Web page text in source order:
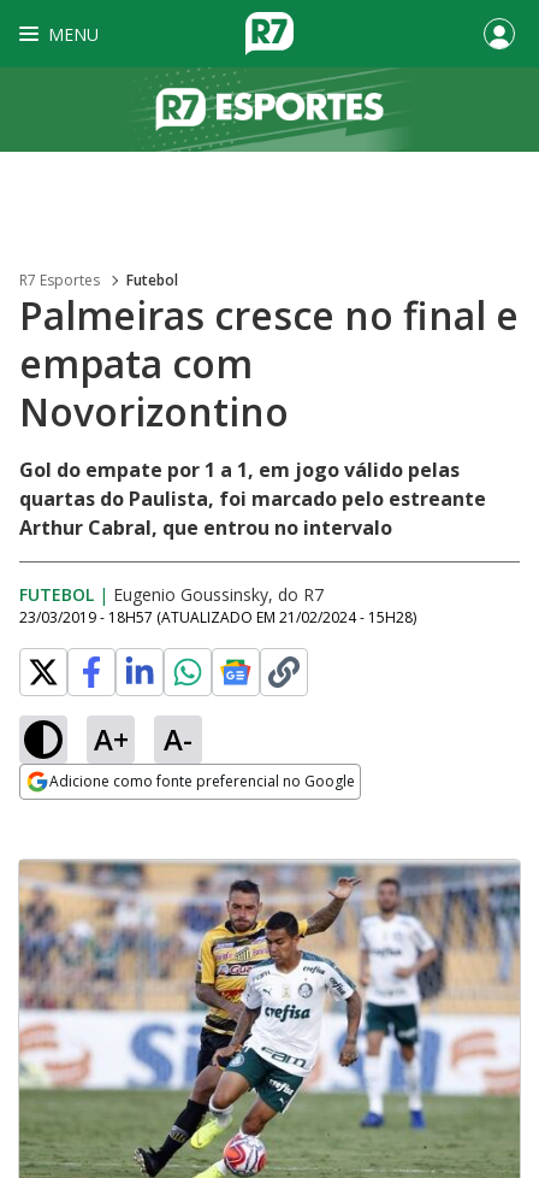
MENU
R7 Esportes Futebol
Palmeiras cresce no final e
empata com
Novorizontino
Gol do empate por 1 a 1, em jogo válido pelas
quartas do Paulista, foi marcado pelo estreante
Arthur Cabral, que entrou no intervalo
FUTEBOL | Eugenio Goussinsky, do R7
23/03/2019 - 18H57 (ATUALIZADO EM 21/02/2024 - 15H28)
A+ A-
Adicione como fonte preferencial no Google